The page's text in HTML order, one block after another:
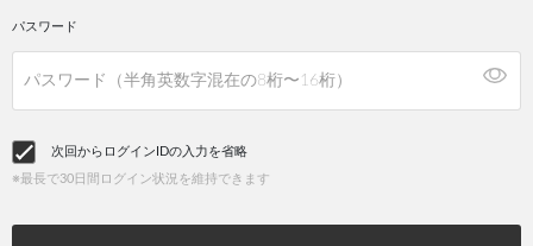
パスワード
次回からログインIDの入力を省略
※最長で30日間ログイン状況を維持できます